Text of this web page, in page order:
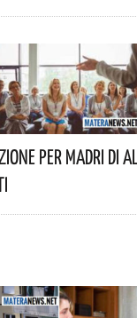
Per Madri Di